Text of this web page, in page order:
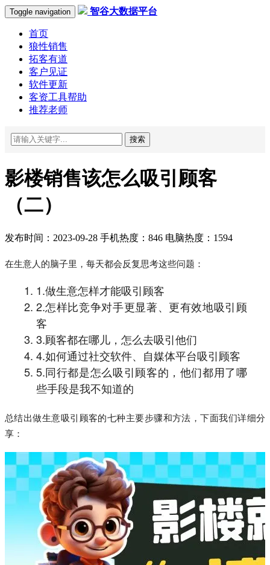
Toggle navigation 智谷大数据平台
首页
狼性销售
拓客有道
客户见证
软件更新
客资工具帮助
推荐老师
搜索
影楼销售该怎么吸引顾客
（二）
发布时间：2023-09-28 手机热度：846 电脑热度：1594
在生意人的脑子里，每天都会反复思考这些问题：
1.做生意怎样才能吸引顾客
2.怎样比竞争对手更显著、更有效地吸引顾
客
3.顾客都在哪儿，怎么去吸引他们
4.如何通过社交软件、自媒体平台吸引顾客
5.同行都是怎么吸引顾客的，他们都用了哪
些手段是我不知道的
总结出做生意吸引顾客的七种主要步骤和方法，下面我们详细分
享：